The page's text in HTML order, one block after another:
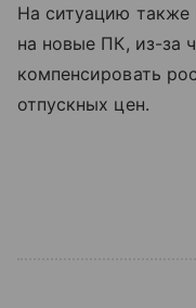
На ситуацию также
на новые ПК, из-за
компенсировать
отпускных цен.